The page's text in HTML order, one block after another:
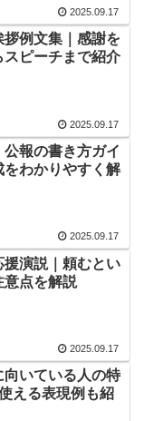
2025.09.17
例文集｜感謝を
ピーチまで紹介
2025.09.17
公報の書き方ガイ
をわかりやすく解
2025.09.17
演説｜頼むとい
意点を解説
2025.09.17
いている人の特
える表現例も紹